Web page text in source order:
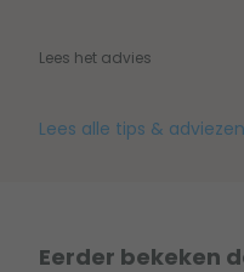
Lees het advies
Lees alle tips & adviezen
Eerder bekeken